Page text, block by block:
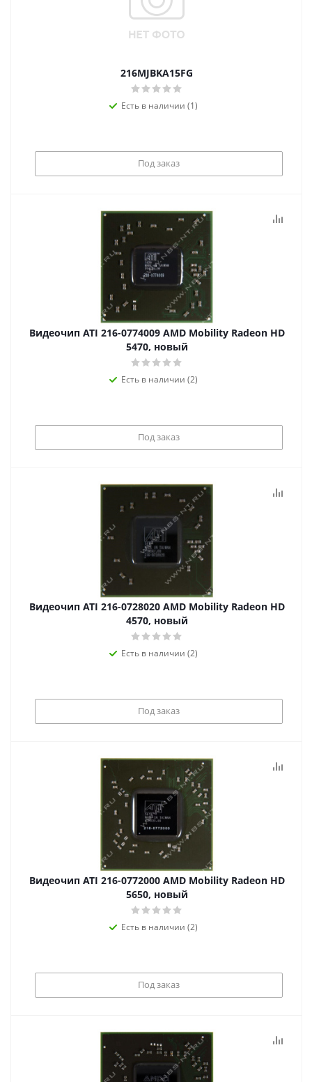
216MJBKA15FG
Есть в наличии (1)
Под заказ
Видеочип ATI 216-0774009 AMD Mobility Radeon HD
5470, новый
Есть в наличии (2)
Под заказ
Видеочип ATI 216-0728020 AMD Mobility Radeon HD
4570, новый
Есть в наличии (2)
Под заказ
Видеочип ATI 216-0772000 AMD Mobility Radeon HD
5650, новый
Есть в наличии (2)
Под заказ